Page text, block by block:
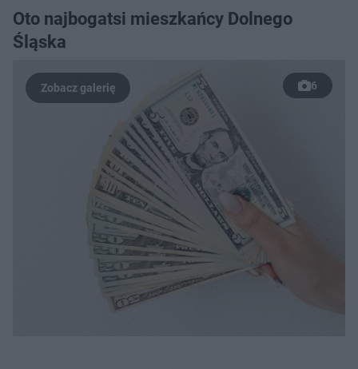
Oto najbogatsi mieszkańcy Dolnego
Śląska
6